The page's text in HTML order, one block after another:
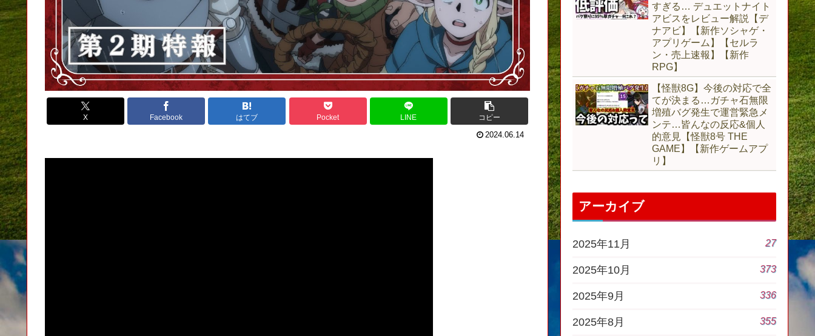
X Facebook はてブ Pocket LINE コピー
2024.06.14
すぎる… デュエットナイト
アビスをレビュー解説【デ
ナアビ】【新作ソシャゲ・
アプリゲーム】【セルラ
ン・売上速報】【新作
RPG】
【怪獣8G】今後の対応で全
てが決まる…ガチャ石無限
増殖バグ発生で運営緊急メ
ンテ…皆んなの反応&個人
的意見【怪獣8号 THE
GAME】【新作ゲームアプ
リ】
アーカイブ
2025年11月 27
2025年10月 373
2025年9月 336
2025年8月 355